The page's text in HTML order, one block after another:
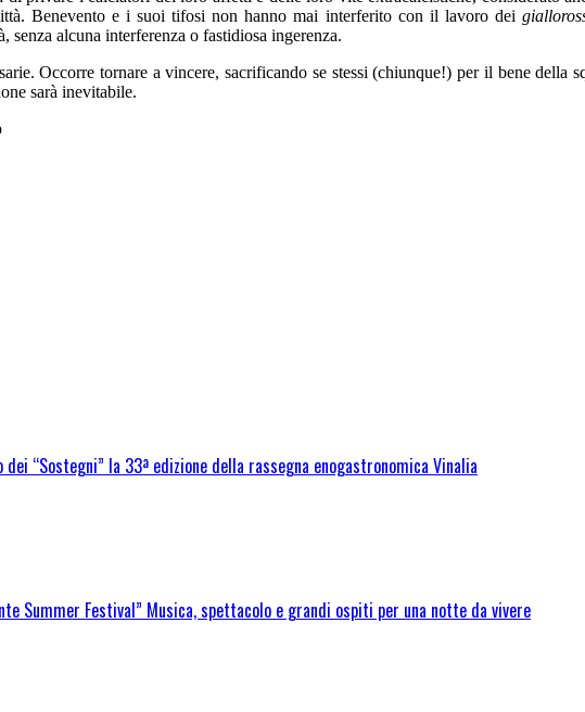
Benevento e i suoi tifosi non hanno mai interferito con il lavoro dei
alcuna interferenza o fastidiosa ingerenza.
Occorre tornare a vincere, sacrificando se stessi (chiunque!) per il bene
sarà inevitabile.
“Sostegni” la 33ª edizione della rassegna enogastronomica Vinalia
Summer Festival” Musica, spettacolo e grandi ospiti per una notte da vivere